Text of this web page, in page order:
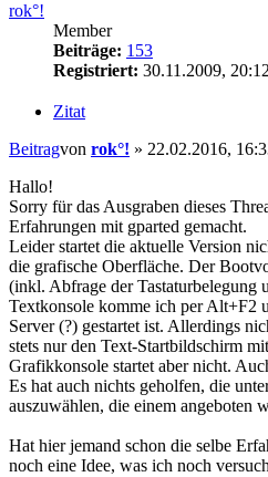
rok°!
Member
Beiträge: 153
Registriert: 30.11.2009,
Zitat
Beitragvon rok°! » 22.02.2016,
Hallo!
Sorry für das Ausgraben dieses
Erfahrungen mit gparted gemacht.
Leider startet die aktuelle Version
die grafische Oberfläche. Der
(inkl. Abfrage der Tastaturbelegung
Textkonsole komme ich per Alt+F2
Server (?) gestartet ist. Allerdings
stets nur den Text-Startbildschirm
Grafikkonsole startet aber nicht.
Es hat auch nichts geholfen, die
auszuwählen, die einem angeboten
Hat hier jemand schon die selbe
noch eine Idee, was ich noch